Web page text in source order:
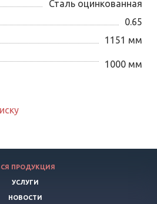
Сталь оцинкованная
0.65
1151 мм
1000 мм
ПРОДУКЦИЯ
УСЛУГИ
НОВОСТИ